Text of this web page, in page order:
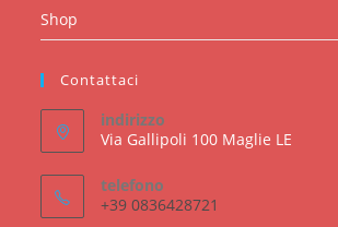
Shop
Contattaci
indirizzo
Via Gallipoli 100 Maglie LE
telefono
+39 0836428721